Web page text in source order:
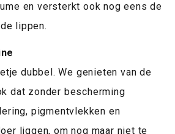
en versterkt ook nog eens de
lippen.
dubbel. We genieten van de
dat zonder bescherming
pigmentvlekken en
liggen, om nog maar niet te